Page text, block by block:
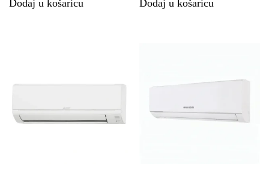
Dodaj u košaricu Dodaj u košaricu